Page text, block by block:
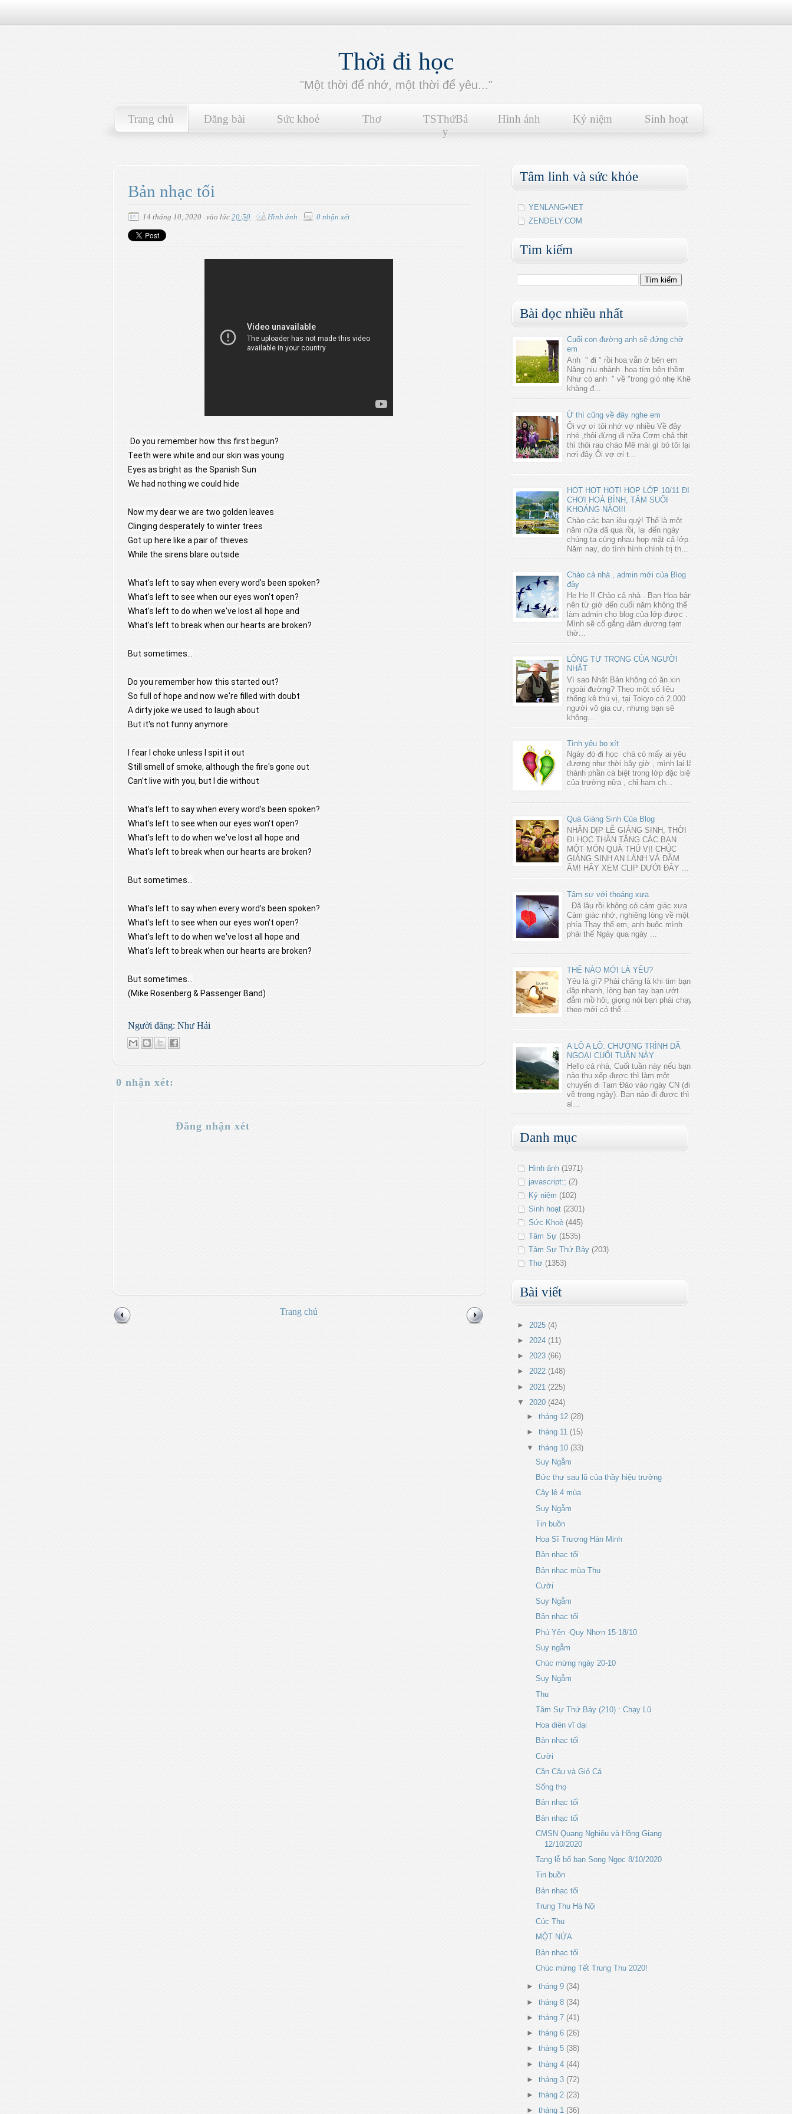
Thời đi học
"Một thời để nhớ, một thời để yêu..."
Trang chủ Đăng bài Sức khoẻ Thơ
TSThứBả
y
Hình ảnh Kỷ niệm Sinh hoạt
Bản nhạc tối
14 tháng 10, 2020 vào lúc 20:50 Hình ảnh 0 nhận xét
Do you remember how this first begun?
Teeth were white and our skin was young
Eyes as bright as the Spanish Sun
We had nothing we could hide
Now my dear we are two golden leaves
Clinging desperately to winter trees
Got up here like a pair of thieves
While the sirens blare outside
What's left to say when every word's been spoken?
What's left to see when our eyes won't open?
What's left to do when we've lost all hope and
What's left to break when our hearts are broken?
But sometimes...
Do you remember how this started out?
So full of hope and now we're filled with doubt
A dirty joke we used to laugh about
But it's not funny anymore
I fear I choke unless I spit it out
Still smell of smoke, although the fire's gone out
Can't live with you, but I die without
What's left to say when every word's been spoken?
What's left to see when our eyes won't open?
What's left to do when we've lost all hope and
What's left to break when our hearts are broken?
But sometimes...
What's left to say when every word's been spoken?
What's left to see when our eyes won't open?
What's left to do when we've lost all hope and
What's left to break when our hearts are broken?
But sometimes...
(Mike Rosenberg & Passenger Band)
Người đăng: Như Hải
0 nhận xét:
Đăng nhận xét
Trang chủ
Tâm linh và sức khỏe
YENLANG•NET
ZENDELY.COM
Tìm kiếm
Bài đọc nhiều nhất
Cuối con đường anh sẽ đứng chờ
em
Anh " đi " rồi hoa vẫn ở bên em
Nâng niu nhành hoa tím bên thềm
Như có anh " về "trong gió nhẹ Khẽ
khàng đ...
Ừ thì cũng về đây nghe em
Ôi vợ ơi tôi nhớ vợ nhiều Về đây
nhé ,thôi đừng đi nữa Cơm chả thịt
thì thôi rau cháo Mê mải gì bỏ tôi lại
nơi đây Ôi vợ ơi t...
HOT HOT HOT! HỌP LỚP 10/11 ĐI
CHƠI HOÀ BÌNH, TẮM SUỐI
KHOÁNG NÀO!!!
Chào các bạn iêu quý! Thế là một
năm nữa đã qua rồi, lại đến ngày
chúng ta cùng nhau họp mặt cả lớp.
Năm nay, do tình hình chính trị th...
Chào cả nhà , admin mới của Blog
đây
He He !! Chào cả nhà . Bạn Hoa bận
nên từ giờ đến cuối năm không thể
làm admin cho blog của lớp được .
Mình sẽ cố gắng đảm đương tạm
thờ...
LÒNG TỰ TRỌNG CỦA NGƯỜI
NHẬT
Vì sao Nhật Bản không có ăn xin
ngoài đường? Theo một số liệu
thống kê thú vị, tại Tokyo có 2.000
người vô gia cư, nhưng bạn sẽ
không...
Tình yêu bọ xít
Ngày đó đi học chả có mấy ai yêu
đương như thời bây giờ , mình lại là
thành phần cá biệt trong lớp đặc biệt
của trường nữa , chỉ ham ch...
Quà Giáng Sinh Của Blog
NHÂN DỊP LỄ GIÁNG SINH, THỜI
ĐI HỌC THÂN TẶNG CÁC BẠN
MỘT MÓN QUÀ THÚ VỊ! CHÚC
GIÁNG SINH AN LÀNH VÀ ĐẦM
ẤM! HÃY XEM CLIP DƯỚI ĐÂY ...
Tâm sự với thoáng xưa
Đã lâu rồi không có cảm giác xưa
Cảm giác nhớ, nghiêng lòng về một
phía Thay thế em, anh buộc mình
phải thế Ngày qua ngày ...
THẾ NÀO MỚI LÀ YÊU?
Yêu là gì? Phải chăng là khi tim bạn
đập nhanh, lòng bạn tay bạn ướt
đẫm mồ hôi, giọng nói bạn phải chạy
theo mới có thể ...
A LÔ A LÔ: CHƯƠNG TRÌNH DÃ
NGOẠI CUỐI TUẦN NÀY
Hello cả nhà, Cuối tuần này nếu bạn
nào thu xếp được thì làm một
chuyến đi Tam Đảo vào ngày CN (đi
về trong ngày). Bạn nào đi được thì
al...
Danh mục
Hình ảnh (1971)
javascript:; (2)
Kỷ niệm (102)
Sinh hoạt (2301)
Sức Khoẻ (445)
Tâm Sự (1535)
Tâm Sự Thứ Bảy (203)
Thơ (1353)
Bài viết
► 2025 (4)
► 2024 (11)
► 2023 (66)
► 2022 (148)
► 2021 (225)
▼ 2020 (424)
► tháng 12 (28)
► tháng 11 (15)
▼ tháng 10 (33)
Suy Ngẫm
Bức thư sau lũ của thầy hiệu trưởng
Cây lê 4 mùa
Suy Ngẫm
Tin buồn
Hoạ Sĩ Trương Hán Minh
Bản nhạc tối
Bản nhạc mùa Thu
Cười
Suy Ngẫm
Bản nhạc tối
Phú Yên -Quy Nhơn 15-18/10
Suy ngẫm
Chúc mừng ngày 20-10
Suy Ngẫm
Thu
Tâm Sự Thứ Bảy (210) : Chạy Lũ
Hoa diên vĩ dại
Bản nhạc tối
Cười
Cần Câu và Giỏ Cá
Sống thọ
Bản nhạc tối
Bản nhạc tối
CMSN Quang Nghiêu và Hồng Giang
12/10/2020
Tang lễ bố bạn Song Ngọc 8/10/2020
Tin buồn
Bản nhạc tối
Trung Thu Hà Nội
Cúc Thu
MỘT NỬA
Bản nhạc tối
Chúc mừng Tết Trung Thu 2020!
► tháng 9 (34)
► tháng 8 (34)
► tháng 7 (41)
► tháng 6 (26)
► tháng 5 (38)
► tháng 4 (44)
► tháng 3 (72)
► tháng 2 (23)
► tháng 1 (36)